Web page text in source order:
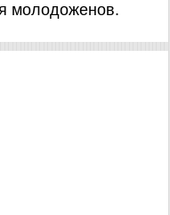
молодоженов.